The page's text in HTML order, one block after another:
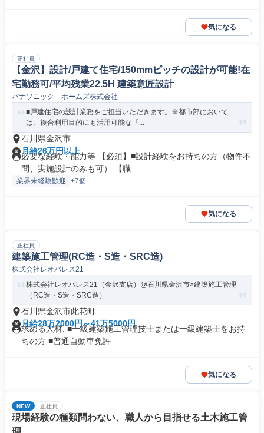
気になる
正社員
【金沢】設計/戸建て住宅/150mmピッチの設計が可能!在
宅勤務可/平均残業22.5H 建築意匠設計
パナソニック ホームズ株式会社
■戸建住宅の設計業務をご担当いただきます。※都市部において
は、複合利用目的にも活用可能な『...
石川県金沢市
月給26万円以上
必要な経験・能力等 【必須】■設計経験をお持ちの方（物件不
問、実施設計のみも可） 【職...
業界未経験歓迎 +7個
気になる
正社員
建築施工管理(RC造・S造・SRC造)
株式会社レオパレス21
株式会社レオパレス21（金沢支店）@石川県金沢市×建築施工管理
（RC造・S造・SRC造）
石川県金沢市此花町
月給28万2000円～41万5000円
求める人材: ■一級建築施工管理技士または一級建築士をお持
ちの方 ■普通自動車免許
気になる
NEW 正社員
現場経験の種類問わない、職人から目指せる土木施工管